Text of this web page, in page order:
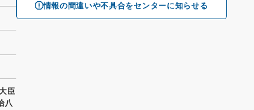
情報の間違いや不具合をセンターに知らせる
臣
八